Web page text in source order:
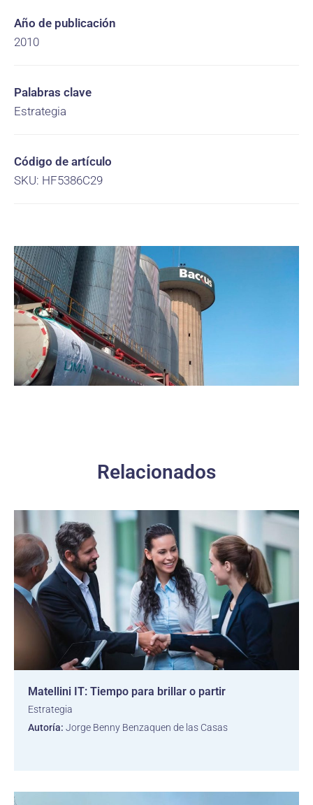
Año de publicación
2010
Palabras clave
Estrategia
Código de artículo
SKU: HF5386C29
Relacionados
Matellini IT: Tiempo para brillar o partir
Estrategia
Autoría: Jorge Benny Benzaquen de las Casas